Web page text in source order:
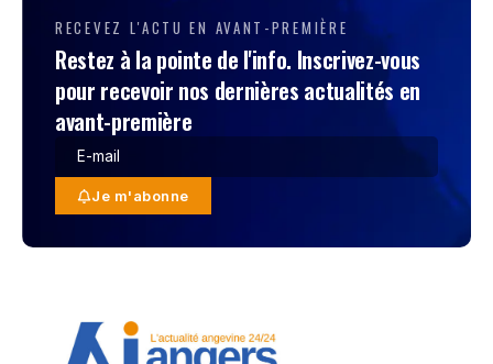
RECEVEZ L'ACTU EN AVANT-PREMIÈRE
Restez à la pointe de l'info. Inscrivez-vous
pour recevoir nos dernières actualités en
avant-première
Je m'abonne